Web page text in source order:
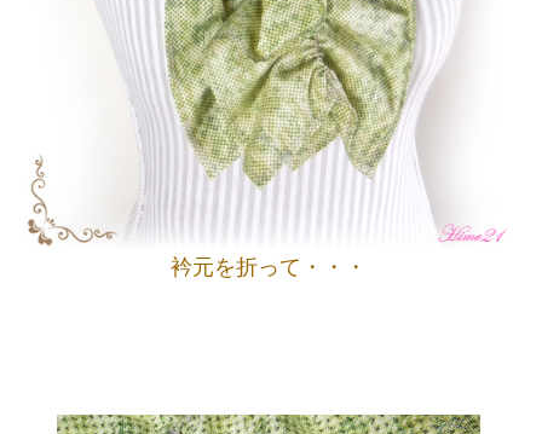
衿元を折って・・・